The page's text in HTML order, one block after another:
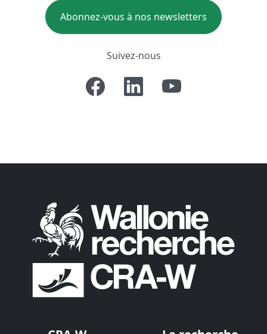
Abonnez-vous à nos newsletters
Suivez-nous